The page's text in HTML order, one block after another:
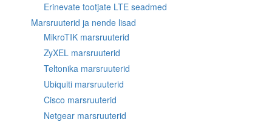
Erinevate tootjate LTE seadmed
Marsruuterid ja nende lisad
MikroTIK marsruuterid
ZyXEL marsruuterid
Teltonika marsruuterid
Ubiquiti marsruuterid
Cisco marsruuterid
Netgear marsruuterid